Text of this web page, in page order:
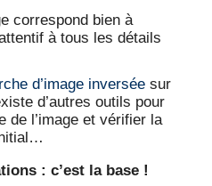
correspond bien à
à tous les détails
d’image inversée sur
d’autres outils pour
de l’image et vérifier la
: c’est la base !